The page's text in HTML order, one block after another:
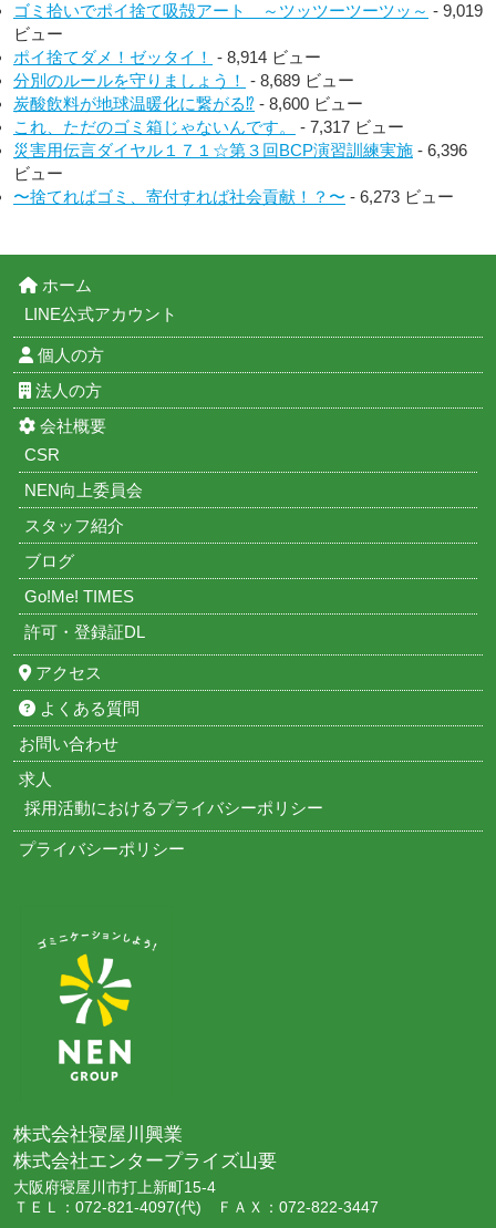
ゴミ拾いでポイ捨て吸殻アート ～ツッツーツーツッ～ - 9,019
ビュー
ポイ捨てダメ！ゼッタイ！ - 8,914 ビュー
分別のルールを守りましょう！ - 8,689 ビュー
炭酸飲料が地球温暖化に繋がる⁉︎ - 8,600 ビュー
これ、ただのゴミ箱じゃないんです。
- 7,317 ビュー
災害用伝言ダイヤル１７１☆第３回BCP演習訓練実施 - 6,396
ビュー
〜捨てればゴミ、寄付すれば社会貢献！？〜 - 6,273 ビュー
株式会社寝屋川興業
株式会社エンタープライズ山要
大阪府寝屋川市打上新町15-4
ＴＥＬ：072-821-4097(代) ＦＡＸ：072-822-3447
ホーム
LINE公式アカウント
個人の方
法人の方
会社概要
CSR
NEN向上委員会
スタッフ紹介
ブログ
Go!Me! TIMES
許可・登録証DL
アクセス
よくある質問
お問い合わせ
求人
採用活動におけるプライバシーポリシー
プライバシーポリシー